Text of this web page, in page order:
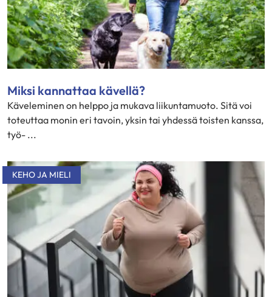
Miksi kannattaa kävellä?
Käveleminen on helppo ja mukava liikuntamuoto. Sitä voi
toteuttaa monin eri tavoin, yksin tai yhdessä toisten kanssa,
työ- ...
KEHO JA MIELI